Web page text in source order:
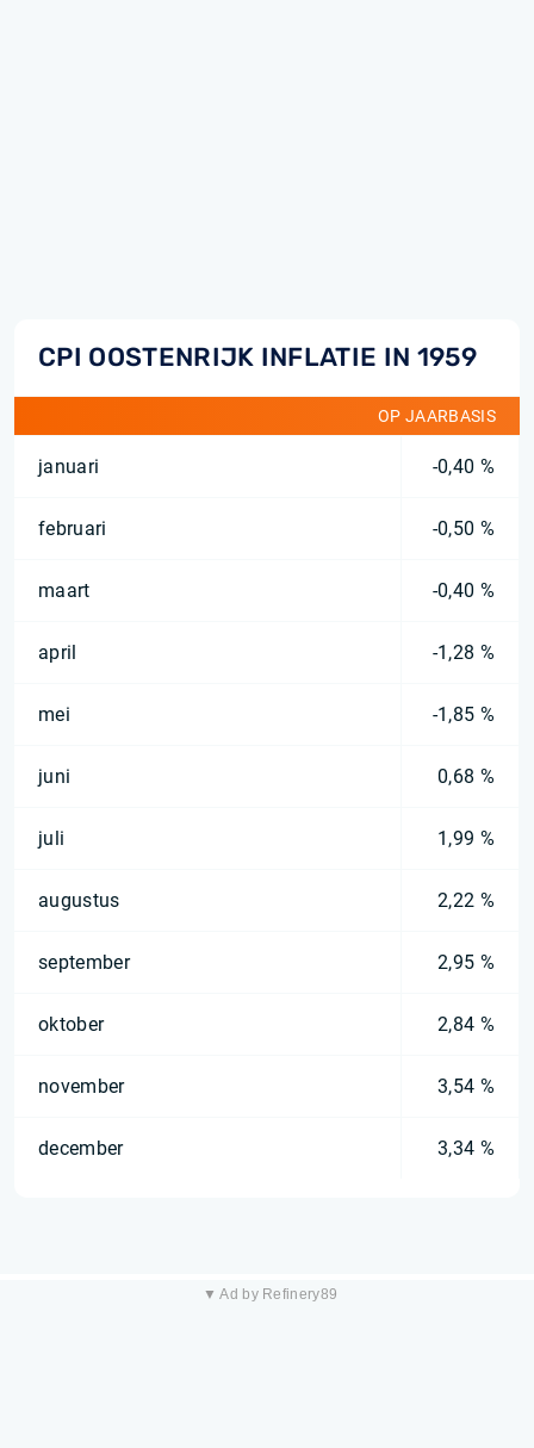
CPI OOSTENRIJK INFLATIE IN 1959
OP JAARBASIS
januari -0,40 %
februari -0,50 %
maart -0,40 %
april -1,28 %
mei -1,85 %
juni 0,68 %
juli 1,99 %
augustus 2,22 %
september 2,95 %
oktober 2,84 %
november 3,54 %
december 3,34 %
▼ Ad by Refinery89